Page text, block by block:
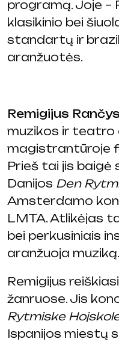
programą. Joje –
klasikinio bei
standartų ir
aranžuotės.
Remigijus Rančys
muzikos ir teatro
magistrantūroje
Prieš tai jis
Danijos Den
Amsterdamo
LMTA. Atlikėjas
bei perkusiniais
aranžuoja muziką.
Remigijus
žanruose. Jis
Rytmiske
Ispanijos miestų